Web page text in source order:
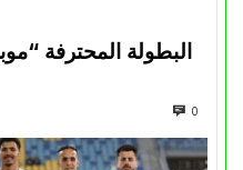
البطولة المحترفة
0